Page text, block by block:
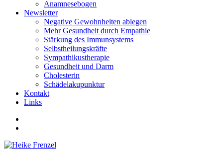
Anamnesebogen
Newsletter
Negative Gewohnheiten ablegen
Mehr Gesundheit durch Empathie
Stärkung des Immunsystems
Selbstheilungskräfte
Sympathikustherapie
Gesundheit und Darm
Cholesterin
Schädelakupunktur
Kontakt
Links